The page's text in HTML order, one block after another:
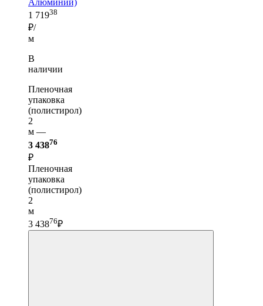
1 71938
₽/
м
В
наличии
Пленочная
упаковка
(полистирол)
2
м —
3 43876
₽
Пленочная
упаковка
(полистирол)
2
м
3 43876₽